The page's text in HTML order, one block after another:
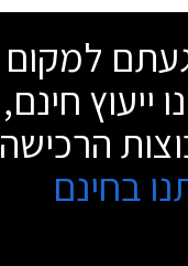
למקום
ייעוץ חינם,
הרכישה
בחינם